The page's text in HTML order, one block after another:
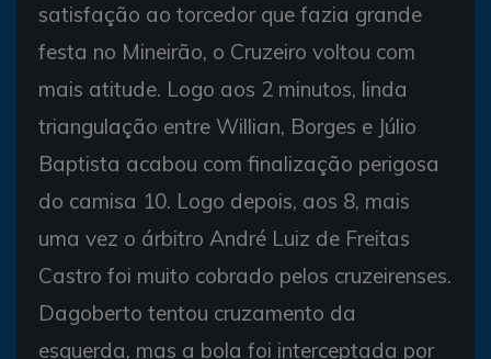
satisfação ao torcedor que fazia grande
festa no Mineirão, o Cruzeiro voltou com
mais atitude. Logo aos 2 minutos, linda
triangulação entre Willian, Borges e Júlio
Baptista acabou com finalização perigosa
do camisa 10. Logo depois, aos 8, mais
uma vez o árbitro André Luiz de Freitas
Castro foi muito cobrado pelos cruzeirenses.
Dagoberto tentou cruzamento da
esquerda, mas a bola foi interceptada por